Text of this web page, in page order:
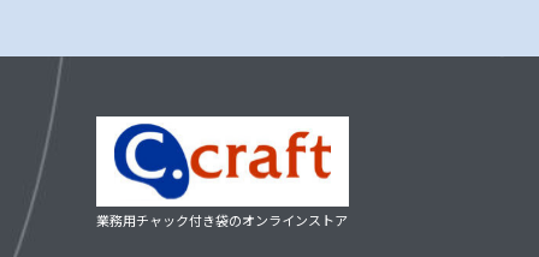
業務用チャック付き袋のオンラインストア